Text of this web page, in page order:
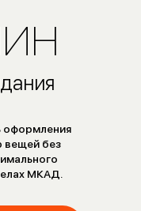
оформления
вещей без
МКАД.